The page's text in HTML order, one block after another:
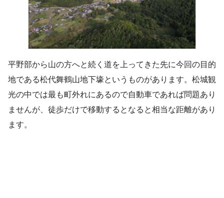
平野部から山の方へと続く道を上ってきた先に今回の目的
地である松代舞鶴山地下壕というものがあります。松城観
光の中では最も町外れにあるので自動車であれば問題あり
ませんが、徒歩だけで移動するとなると相当な距離があり
ます。